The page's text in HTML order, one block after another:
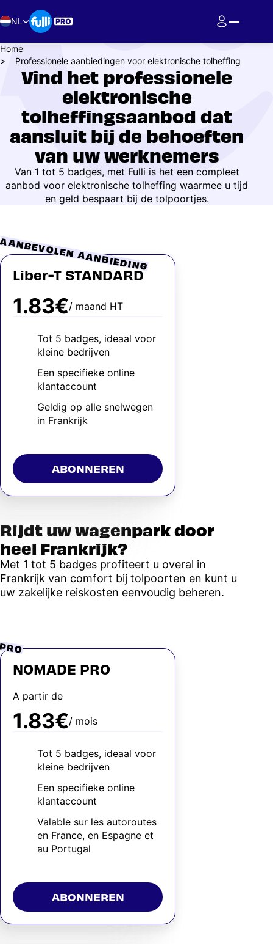
Overslaan
en
de
inhoud
gaan
NL
Kruimelpad
Home
Professionele aanbiedingen voor elektronische tolheffing
Vind het professionele
elektronische
tolheffingsaanbod dat
aansluit bij de behoeften
van uw werknemers
Van 1 tot 5 badges, met Fulli is het een compleet
aanbod voor elektronische tolheffing waarmee u tijd
en geld bespaart bij de tolpoortjes.
AANBIEDING
Liber-T STANDARD
1.83€/ maand HT
Tot 5 badges, ideaal voor
kleine bedrijven
Een specifieke online
klantaccount
Geldig op alle snelwegen
in Frankrijk
ABONNEREN
Rijdt uw wagenpark door
heel Frankrijk?
Met 1 tot 5 badges profiteert u overal in
Frankrijk van comfort bij tolpoorten en kunt u
uw zakelijke reiskosten eenvoudig beheren.
NOMADE PRO
A partir de
1.83€/ mois
Tot 5 badges, ideaal voor
kleine bedrijven
Een specifieke online
klantaccount
Valable sur les autoroutes
en France, en Espagne et
au Portugal
ABONNEREN